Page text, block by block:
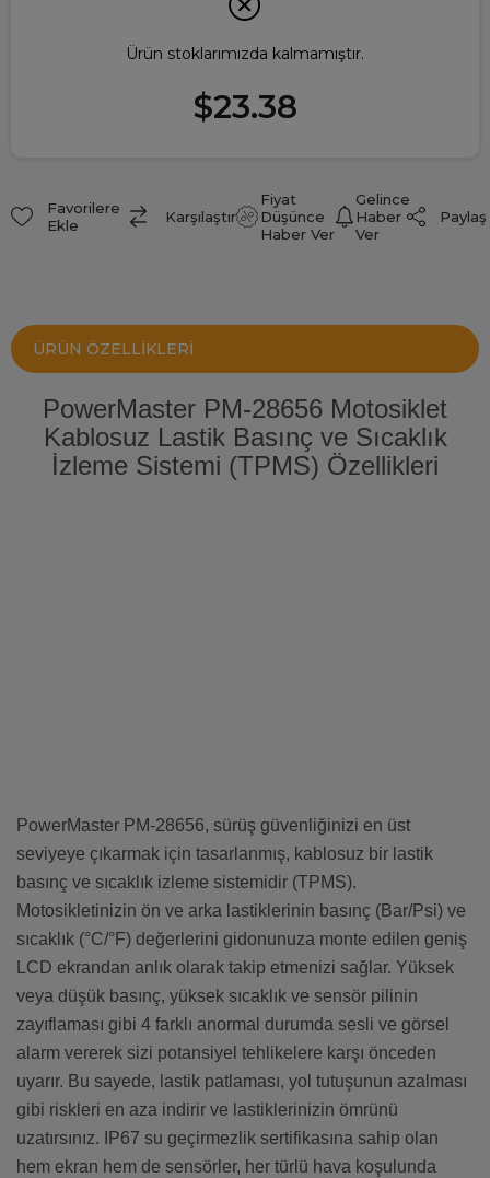
Ürün stoklarımızda kalmamıştır.
$23.38
Favorilere
Ekle
Karşılaştır
Fiyat
Düşünce
Haber Ver
Gelince
Haber
Ver
Paylaş
ÜRÜN ÖZELLIKLERI
PowerMaster PM-28656 Motosiklet
Kablosuz Lastik Basınç ve Sıcaklık
İzleme Sistemi (TPMS) Özellikleri
PowerMaster PM-28656, sürüş güvenliğinizi en üst
seviyeye çıkarmak için tasarlanmış, kablosuz bir lastik
basınç ve sıcaklık izleme sistemidir (TPMS).
Motosikletinizin ön ve arka lastiklerinin basınç (Bar/Psi) ve
sıcaklık (°C/°F) değerlerini gidonunuza monte edilen geniş
LCD ekrandan anlık olarak takip etmenizi sağlar. Yüksek
veya düşük basınç, yüksek sıcaklık ve sensör pilinin
zayıflaması gibi 4 farklı anormal durumda sesli ve görsel
alarm vererek sizi potansiyel tehlikelere karşı önceden
uyarır. Bu sayede, lastik patlaması, yol tutuşunun azalması
gibi riskleri en aza indirir ve lastiklerinizin ömrünü
uzatırsınız. IP67 su geçirmezlik sertifikasına sahip olan
hem ekran hem de sensörler, her türlü hava koşulunda